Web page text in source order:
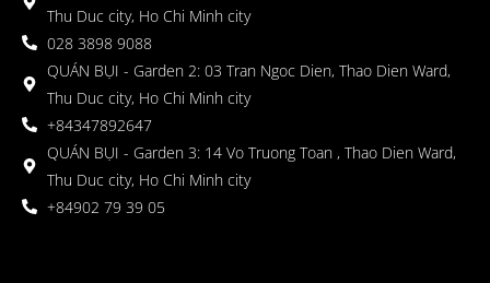
Thu Duc city, Ho Chi Minh city
028 3898 9088
QUÁN BỤI - Garden 2: 03 Tran Ngoc Dien, Thao Dien Ward,
Thu Duc city, Ho Chi Minh city
+84347892647
QUÁN BỤI - Garden 3: 14 Vo Truong Toan , Thao Dien Ward,
Thu Duc city, Ho Chi Minh city
+84902 79 39 05